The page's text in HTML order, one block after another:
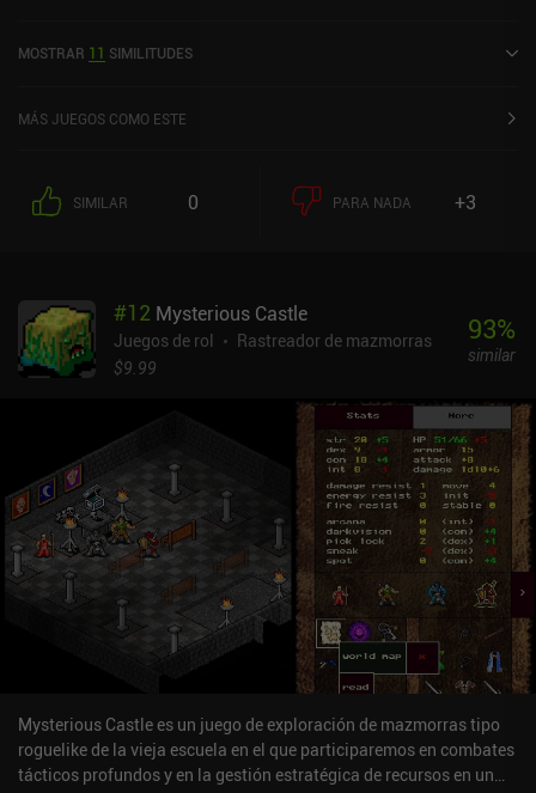
de 4,5 sobre 5,0 en Google Play.
MOSTRAR 11 SIMILITUDES
MÁS JUEGOS COMO ESTE
SIMILAR 0 PARA NADA +3
#12 Mysterious Castle
Juegos de rol
Rastreador de mazmorras
$9.99
93%
similar
Mysterious Castle es un juego de exploración de mazmorras tipo
roguelike de la vieja escuela en el que participaremos en combates
tácticos profundos y en la gestión estratégica de recursos en un